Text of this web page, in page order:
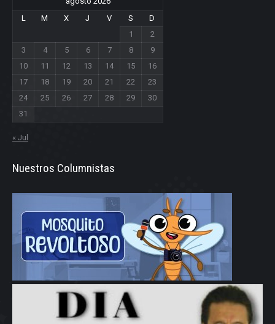
L
M X J V S
D
1
2
3
4 5 6 7 8
9
10
11 12 13 14 15
16
17
18 19 20 21 22
23
24
25 26 27 28 29
30
31
« Jul
Nuestros Columnistas